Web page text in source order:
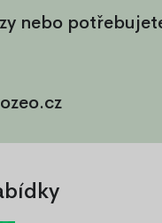
nebo